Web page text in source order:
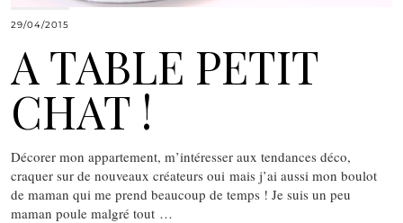
29/04/2015
A TABLE PETIT
CHAT !
Décorer mon appartement, m’intéresser aux tendances déco,
craquer sur de nouveaux créateurs oui mais j’ai aussi mon boulot
de maman qui me prend beaucoup de temps ! Je suis un peu
maman poule malgré tout …